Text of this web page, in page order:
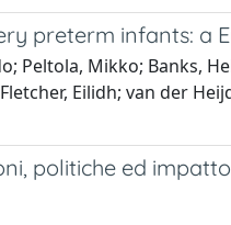
preterm infants: a
Peltola, Mikko; Banks,
Eilidh; van der
politiche ed